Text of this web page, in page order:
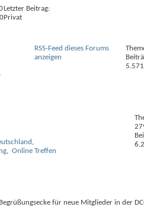
Letzter Beitrag:
Privat
,
RSS-Feed dieses Forums
anzeigen
5.571
,
, Online Treffen
für neue Mitglieder in der